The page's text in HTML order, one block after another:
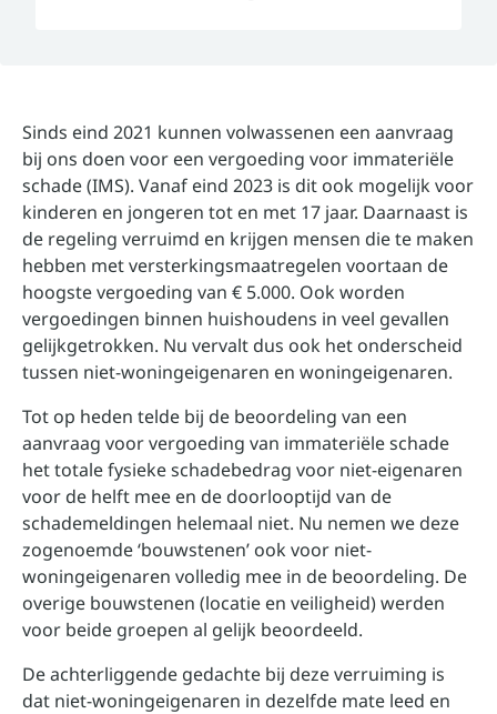
Sinds eind 2021 kunnen volwassenen een aanvraag
bij ons doen voor een vergoeding voor immateriële
schade (IMS). Vanaf eind 2023 is dit ook mogelijk voor
kinderen en jongeren tot en met 17 jaar. Daarnaast is
de regeling verruimd en krijgen mensen die te maken
hebben met versterkingsmaatregelen voortaan de
hoogste vergoeding van € 5.000. Ook worden
vergoedingen binnen huishoudens in veel gevallen
gelijkgetrokken. Nu vervalt dus ook het onderscheid
tussen niet-woningeigenaren en woningeigenaren.
Tot op heden telde bij de beoordeling van een
aanvraag voor vergoeding van immateriële schade
het totale fysieke schadebedrag voor niet-eigenaren
voor de helft mee en de doorlooptijd van de
schademeldingen helemaal niet. Nu nemen we deze
zogenoemde ‘bouwstenen’ ook voor niet-
woningeigenaren volledig mee in de beoordeling. De
overige bouwstenen (locatie en veiligheid) werden
voor beide groepen al gelijk beoordeeld.
De achterliggende gedachte bij deze verruiming is
dat niet-woningeigenaren in dezelfde mate leed en